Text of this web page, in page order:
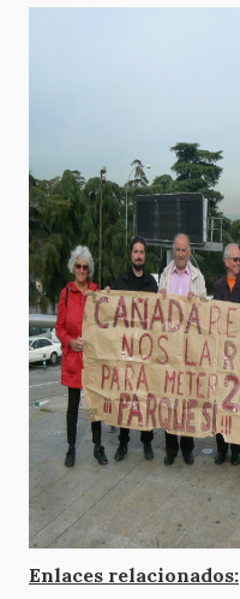
Enlaces relacionados: